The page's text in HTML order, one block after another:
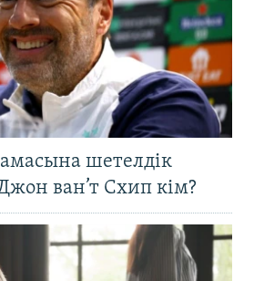
шетелдік
ван’т Схип кім?